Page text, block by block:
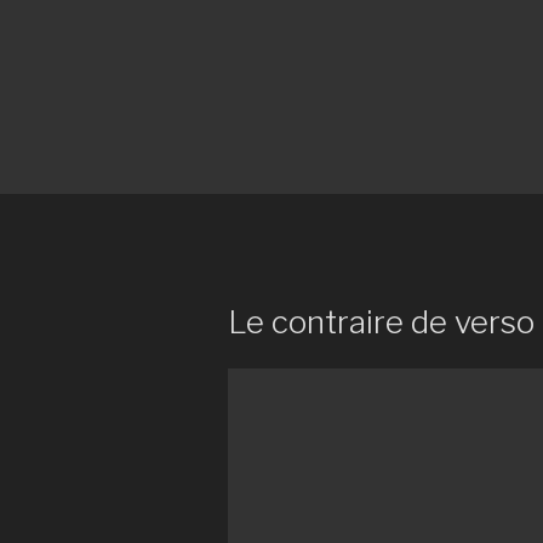
Le contraire de verso